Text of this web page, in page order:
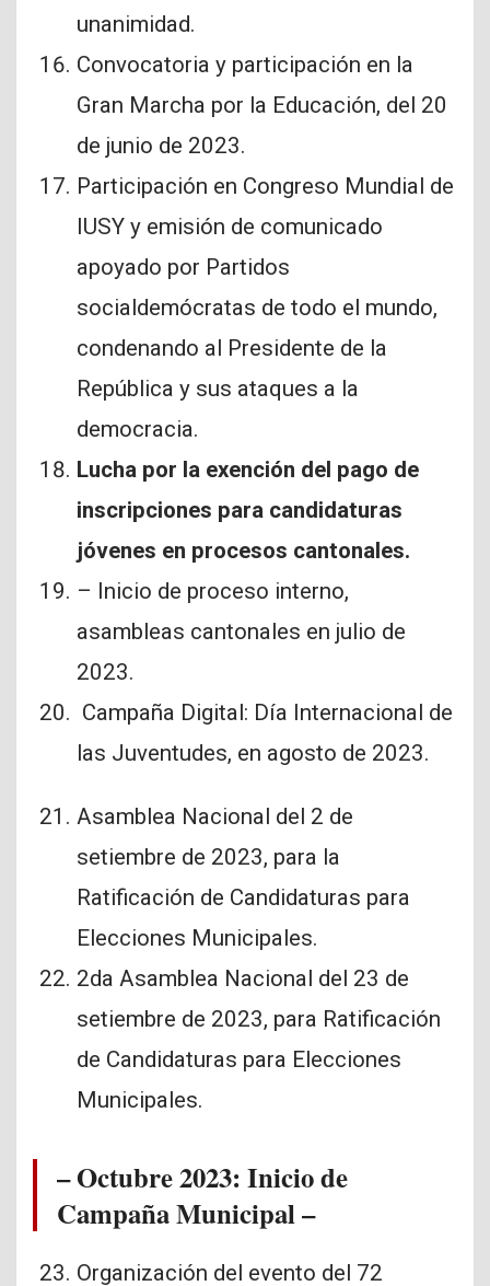
unanimidad.
Convocatoria y participación en la
Gran Marcha por la Educación, del 20
de junio de 2023.
Participación en Congreso Mundial de
IUSY y emisión de comunicado
apoyado por Partidos
socialdemócratas de todo el mundo,
condenando al Presidente de la
República y sus ataques a la
democracia.
Lucha por la exención del pago de
inscripciones para candidaturas
jóvenes en procesos cantonales.
– ⁠Inicio de proceso interno,
asambleas cantonales en julio de
2023.
Campaña Digital: Día Internacional de
las Juventudes, en agosto de 2023.
Asamblea Nacional del 2 de
setiembre de 2023, para la
Ratificación de Candidaturas para
Elecciones Municipales.
2da Asamblea Nacional del 23 de
setiembre de 2023, para Ratificación
de Candidaturas para Elecciones
Municipales.
– ⁠Octubre 2023: Inicio de
Campaña Municipal –
Organización del evento del 72